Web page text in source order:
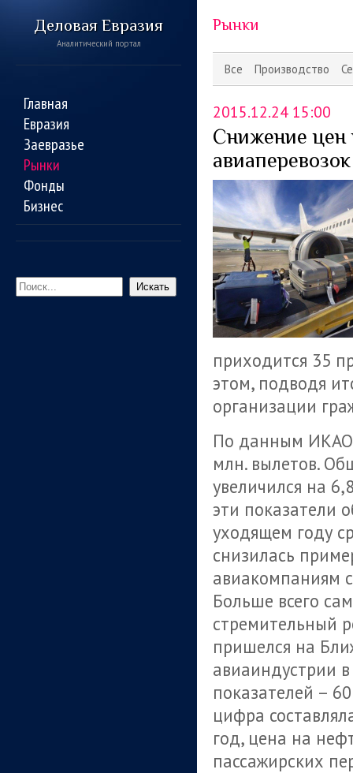
Деловая Евразия
Аналитический портал
Главная
Евразия
Заевразье
Рынки
Фонды
Бизнес
Искать
Все Производство
Рынки
2015.12.24 15:00
Снижение цен
авиаперевозок
приходится 35
этом, подводя
организации
По данным
млн. вылетов.
увеличился на
эти показатели
уходящем году
снизилась
авиакомпаниям
Больше всего
стремительный
пришелся на
авиаиндустрии
показателей –
цифра
год, цена на
пассажирских